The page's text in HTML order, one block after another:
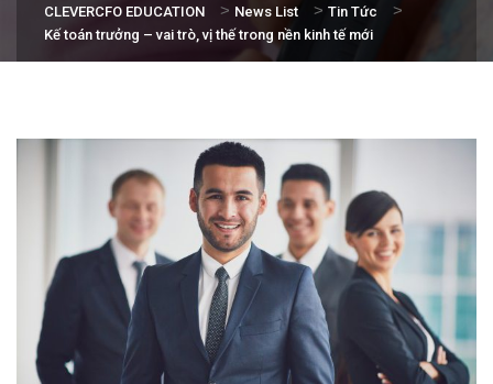
CLEVERCFO EDUCATION > News List > Tin Tức >
Kế toán trưởng – vai trò, vị thế trong nền kinh tế mới